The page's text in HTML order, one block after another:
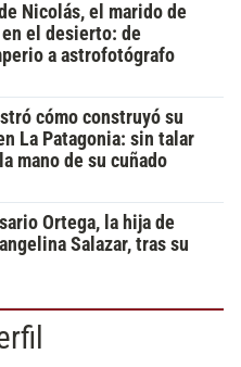
Nicolás, el marido de
en el desierto: de
a astrofotógrafo
cómo construyó su
La Patagonia: sin talar
mano de su cuñado
Ortega, la hija de
Salazar, tras su